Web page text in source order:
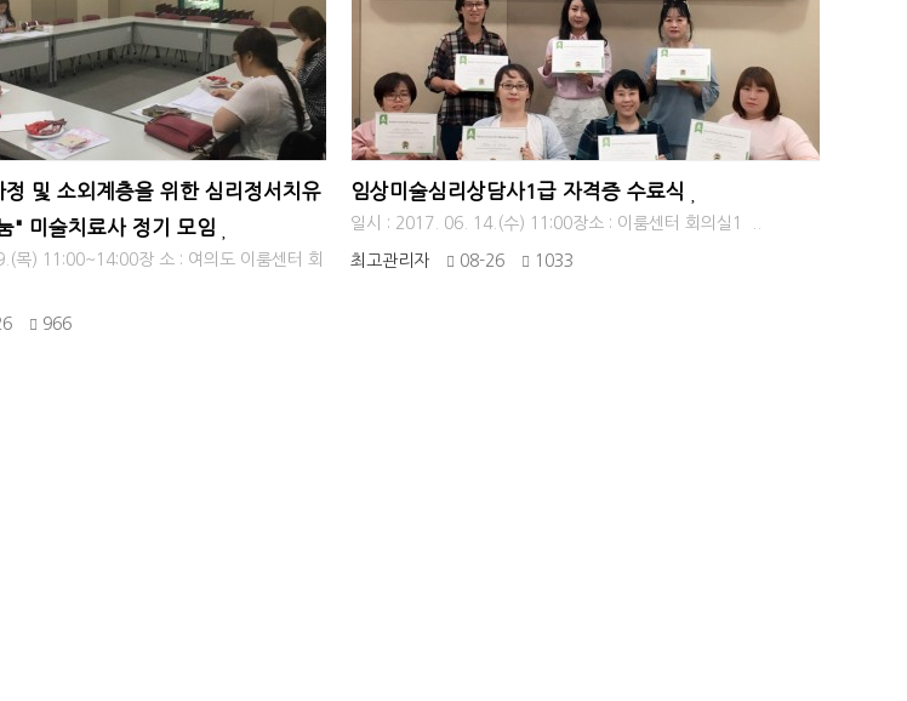
및 소외계층을 위한 심리정서치유
" 미술치료사 정기 모임
목) 11:00~14:00장 소 : 여의도 이룸센터 회
966
임상미술심리상담사1급 자격증 수료식
일시 : 2017. 06. 14.(수) 11:00장소 : 이룸센터 회의실1 ..
최고관리자 08-26 1033